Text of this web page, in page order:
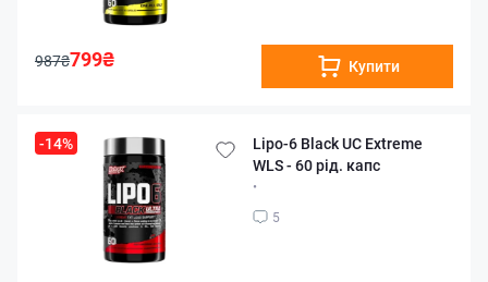
987₴799₴ Купити
-14%
Lipo-6 Black UC Extreme
WLS - 60 рід. капс
•
5